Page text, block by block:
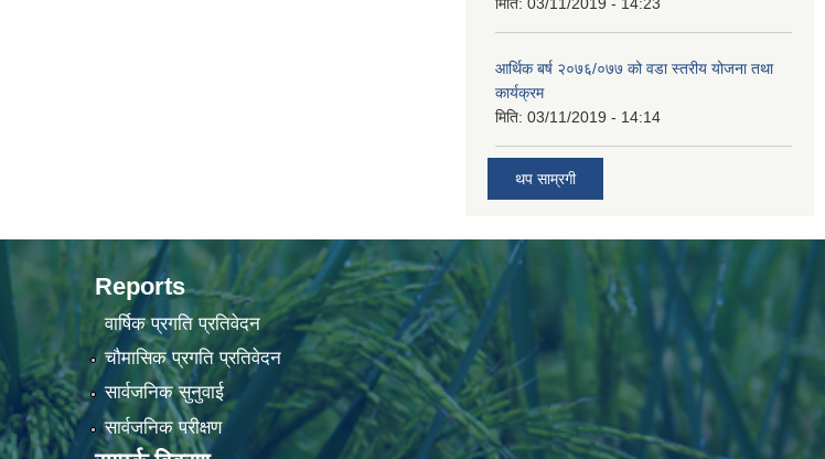
आर्थिक बर्ष २०७६/०७७ को वडा स्तरीय योजना तथा
कार्यक्रम
मिति: 03/11/2019 - 14:14
थप साम्रगी
Reports
वार्षिक प्रगति प्रतिवेदन
चौमासिक प्रगति प्रतिवेदन
सार्वजनिक सुनुवाई
सार्वजनिक परीक्षण